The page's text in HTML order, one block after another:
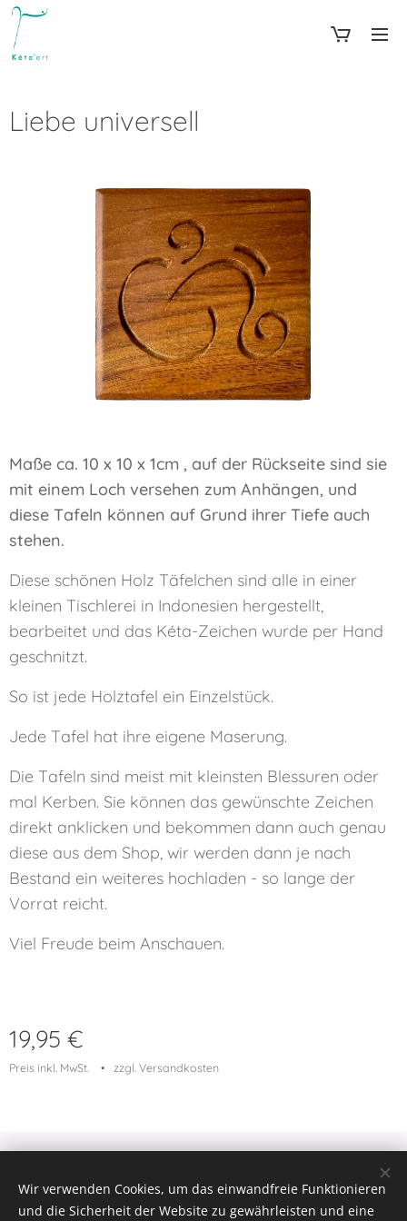
Liebe universell
Maße ca. 10 x 10 x 1cm , auf der Rückseite sind sie
mit einem Loch versehen zum Anhängen, und
diese Tafeln können auf Grund ihrer Tiefe auch
stehen.
Diese schönen Holz Täfelchen sind alle in einer
kleinen Tischlerei in Indonesien hergestellt,
bearbeitet und das Kéta-Zeichen wurde per Hand
geschnitzt.
So ist jede Holztafel ein Einzelstück.
Jede Tafel hat ihre eigene Maserung.
Die Tafeln sind meist mit kleinsten Blessuren oder
mal Kerben. Sie können das gewünschte Zeichen
direkt anklicken und bekommen dann auch genau
diese aus dem Shop, wir werden dann je nach
Bestand ein weiteres hochladen - so lange der
Vorrat reicht.
Viel Freude beim Anschauen.
19,95 €
Preis inkl. MwSt. zzgl. Versandkosten
Cookies
Wir verwenden Cookies, um das einwandfreie Funktionieren
und die Sicherheit der Website zu gewährleisten und eine